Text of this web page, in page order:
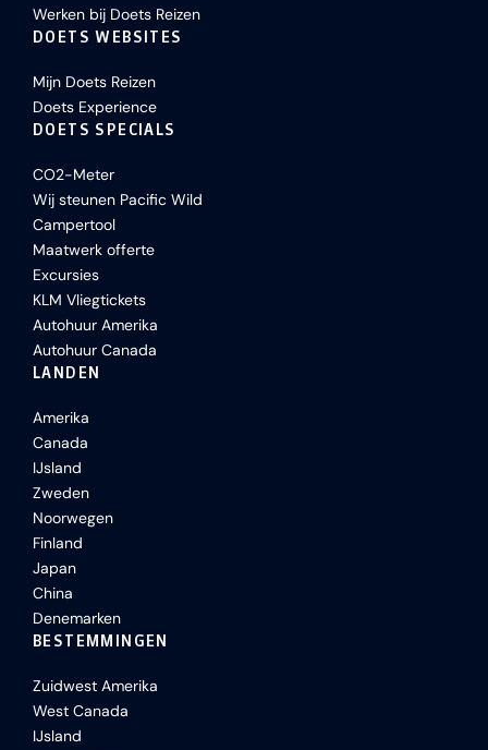
Werken bij Doets Reizen
DOETS WEBSITES
Mijn Doets Reizen
Doets Experience
DOETS SPECIALS
CO2-Meter
Wij steunen Pacific Wild
Campertool
Maatwerk offerte
Excursies
KLM Vliegtickets
Autohuur Amerika
Autohuur Canada
LANDEN
Amerika
Canada
IJsland
Zweden
Noorwegen
Finland
Japan
China
Denemarken
BESTEMMINGEN
Zuidwest Amerika
West Canada
IJsland